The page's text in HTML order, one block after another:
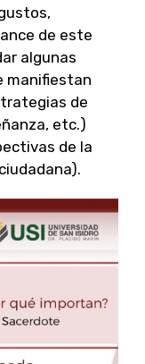
de este
algunas
manifiestan
de
etc.)
de la